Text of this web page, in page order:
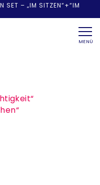
SET – „IM SITZEN“+“IM
MENÜ